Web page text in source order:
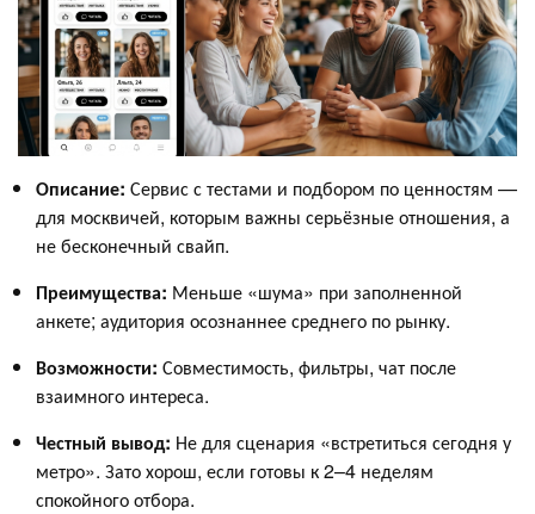
Описание: Сервис с тестами и подбором по ценностям —
для москвичей, которым важны серьёзные отношения, а
не бесконечный свайп.
Преимущества: Меньше «шума» при заполненной
анкете; аудитория осознаннее среднего по рынку.
Возможности: Совместимость, фильтры, чат после
взаимного интереса.
Честный вывод: Не для сценария «встретиться сегодня у
метро». Зато хорош, если готовы к 2–4 неделям
спокойного отбора.